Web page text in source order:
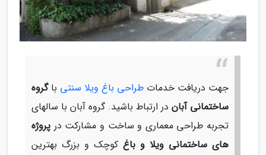
جهت دریافت خدمات طراحی باغ ویلا سنتی باگروه
ساختمانی آبان در ارتباط باشید. گروه آبان با سالهای
تجربه طراحی معماری و ساخت و مشارکت در پروژه
های ساختمانی ویلا و باغ کوچک و بزرگ بهترین